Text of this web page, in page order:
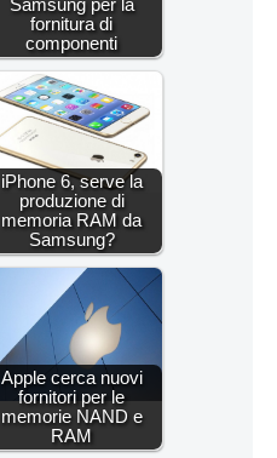
fornitura di
componenti
iPhone 6, serve la
produzione di
memoria RAM da
Samsung?
Apple cerca nuovi
fornitori per le
memorie NAND e
RAM